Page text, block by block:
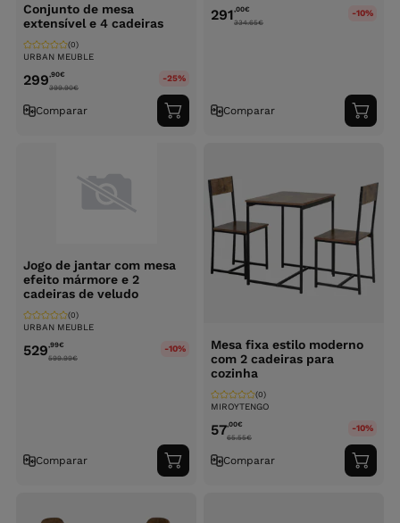
Conjunto de mesa
extensível e 4 cadeiras
URBAN MEUBLE
(0)
299 ,90€
399.90€
-25%
Comparar
Adicionar
ao
291,00€
334.65€
-10%
Comparar
ao
Jogo de jantar com mesa
efeito mármore e 2
cadeiras de veludo
URBAN MEUBLE
(0)
529,99€
599.99€
-10%
Comparar
Adicionar
ao
Mesa fixa estilo moderno
com 2 cadeiras para
cozinha
MIROYTENGO
(0)
57 ,00€
65.55€
-10%
Comparar
ao